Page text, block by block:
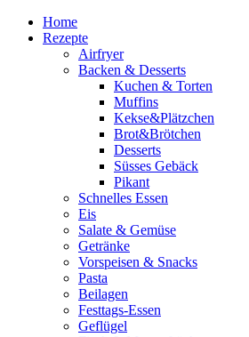
Home
Rezepte
Airfryer
Backen & Desserts
Kuchen & Torten
Muffins
Kekse&Plätzchen
Brot&Brötchen
Desserts
Süsses Gebäck
Pikant
Schnelles Essen
Eis
Salate & Gemüse
Getränke
Vorspeisen & Snacks
Pasta
Beilagen
Festtags-Essen
Geflügel